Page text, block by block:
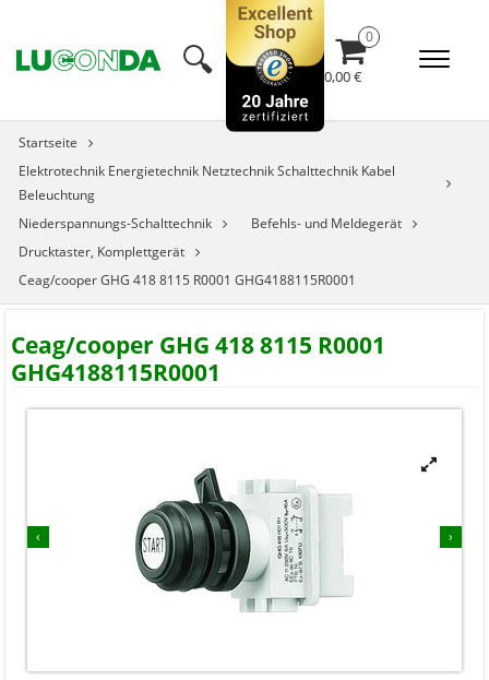
🔍︎ 0,00 €
Startseite
Elektrotechnik Energietechnik Netztechnik Schalttechnik Kabel
Beleuchtung
Niederspannungs-Schalttechnik
Befehls- und Meldegerät
Drucktaster, Komplettgerät
Ceag/cooper GHG 418 8115 R0001 GHG4188115R0001
Ceag/cooper GHG 418 8115 R0001
GHG4188115R0001
‹ ›

